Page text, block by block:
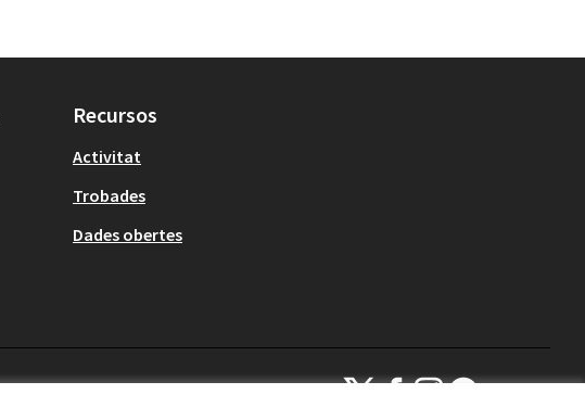
Recursos
Activitat
Trobades
Dades obertes
Decidim Sant Cugat a X
Decidim Sant Cugat a Facebook
Decidim Sant Cugat a
Decidim Sant Cugat